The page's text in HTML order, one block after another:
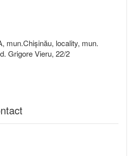
mun.Chişinău, locality, mun.
Grigore Vieru, 22/2